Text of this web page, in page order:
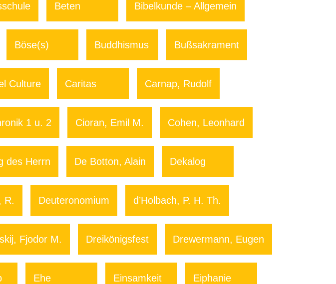
Beten Bibelkunde – Allgemein
Böse(s) Buddhismus Bußsakrament
Culture Caritas Carnap, Rudolf
1 u. 2 Cioran, Emil M. Cohen, Leonhard
des Herrn De Botton, Alain Dekalog
R. Deuteronomium d’Holbach, P. H. Th.
Fjodor M. Dreikönigsfest Drewermann, Eugen
Ehe Einsamkeit Eiphanie